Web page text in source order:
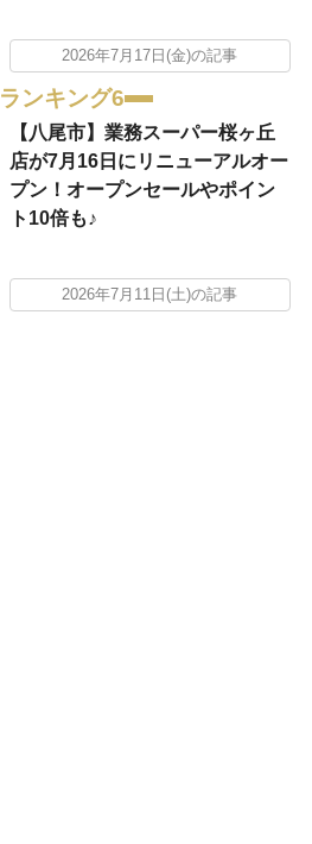
2026年7月17日(金)の記事
ランキング6
【八尾市】業務スーパー桜ヶ丘
店が7月16日にリニューアルオー
プン！オープンセールやポイン
ト10倍も♪
2026年7月11日(土)の記事